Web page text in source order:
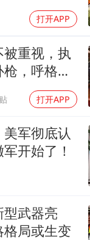
打开APP
重视，执
，呼格吉
62天
打开APP
军彻底认
开始了！
武器亮
局或生变